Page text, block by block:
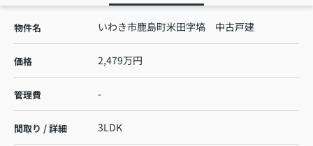
物件名 いわき市鹿島町米田字塙 中古戸建
価格 2,479万円
管理費 -
間取り / 詳細 3LDK